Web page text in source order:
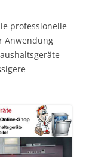
professionelle
Anwendung